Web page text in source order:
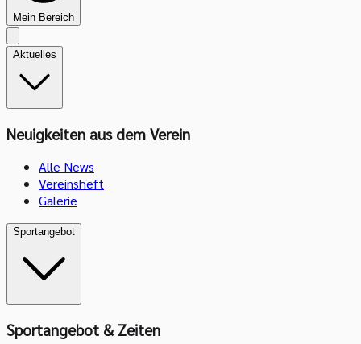
Mein Bereich
Aktuelles
Neuigkeiten aus dem Verein
Alle News
Vereinsheft
Galerie
Sportangebot
Sportangebot & Zeiten